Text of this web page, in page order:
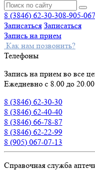
8 (3846) 62-30-308-905-
Записаться Записаться
Запись на прием
Как нам позвонить?
Телефоны
Запись на прием во все
Ежедневно с 8.00 до 20.00
8 (3846) 62-30-30
8 (3846) 62-40-40
8 (3846) 66-78-87
8 (3846) 62-22-99
8 (905) 067-07-13
Справочная служба